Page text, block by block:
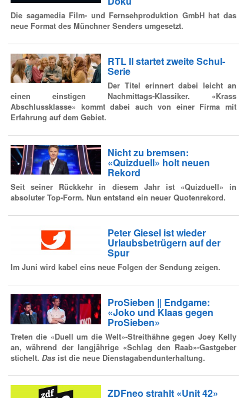
Die sagamedia Film- und Fernsehproduktion GmbH hat das
neue Format des Münchner Senders umgesetzt.
RTL II startet zweite Schul-
Serie
Der Titel erinnert dabei leicht an
einen einstigen Nachmittags-Klassiker. «Krass
Abschlussklasse» kommt dabei auch von einer Firma mit
Erfahrung auf dem Gebiet.
Nicht zu bremsen:
«Quizduell» holt neuen
Rekord
Seit seiner Rückkehr in diesem Jahr ist «Quizduell» in
absoluter Top-Form. Nun entstand ein neuer Quotenrekord.
Peter Giesel ist wieder
Urlaubsbetrügern auf der
Spur
Im Juni wird kabel eins neue Folgen der Sendung zeigen.
ProSieben || Endgame:
«Joko und Klaas gegen
ProSieben»
Treten die «Duell um die Welt»-Streithähne gegen Joey Kelly
an, während der langjährige «Schlag den Raab»-Gastgeber
stichelt. Das ist die neue Dienstagabendunterhaltung.
ZDFneo strahlt «Unit 42»